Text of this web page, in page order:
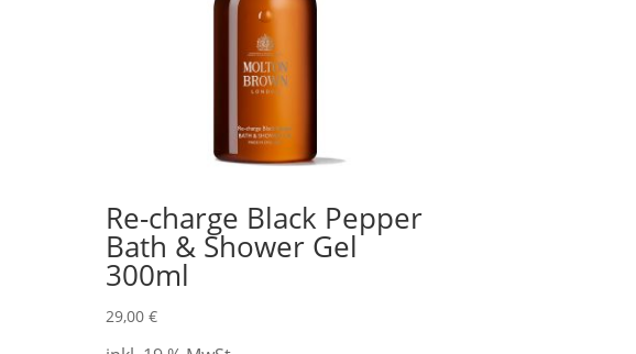
Re-charge Black Pepper
Bath & Shower Gel
300ml
29,00€